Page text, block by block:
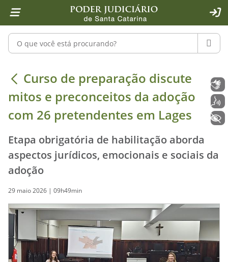
1 Ir para o conteúdo
2 Ir para a ferramenta de acessibilidade - Rybená
4 Ir para o menu principal
5 Ir para a pesquisa
6 Ir para o rodapé
7 Ir para a página inicial
Pesquisar no portal
Curso de preparação discute mitos
Curso de preparação discute
mitos e preconceitos da adoção
com 26 pretendentes em Lages
Etapa obrigatória de habilitação aborda
aspectos jurídicos, emocionais e sociais da
adoção
29 maio 2026 | 09h49min
Libras
Voz
+ Acessibilidade